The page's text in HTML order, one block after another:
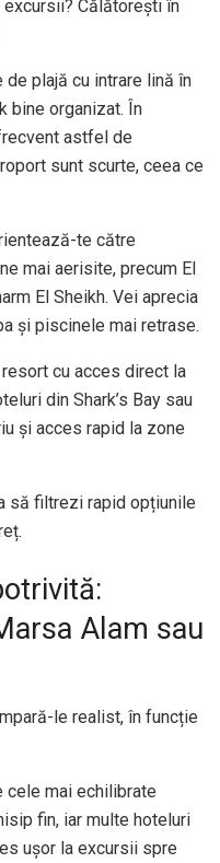
Călătorești în
plajă cu intrare lină în
bine organizat. În
astfel de
sunt scurte, ceea ce
te către
mai aerisite, precum El
El Sheikh. Vei aprecia
și piscinele mai retrase.
cu acces direct la
din Shark’s Bay sau
și acces rapid la zone
să filtrezi rapid opțiunile
Alam sau
le realist, în funcție
cele mai echilibrate
fin, iar multe hoteluri
ușor la excursii spre